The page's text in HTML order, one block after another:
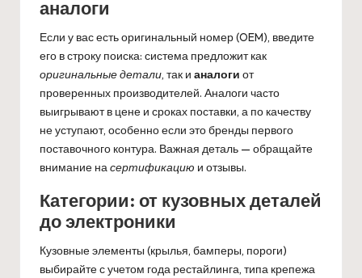
аналоги
Если у вас есть оригинальный номер (OEM), введите
его в строку поиска: система предложит как
оригинальные детали, так и аналоги от
проверенных производителей. Аналоги часто
выигрывают в цене и сроках поставки, а по качеству
не уступают, особенно если это бренды первого
поставочного контура. Важная деталь — обращайте
внимание насертификацию и отзывы.
Категории: от кузовных деталей
до электроники
Кузовные элементы (крылья, бамперы, пороги)
выбирайте с учетом года рестайлинга, типа крепежа